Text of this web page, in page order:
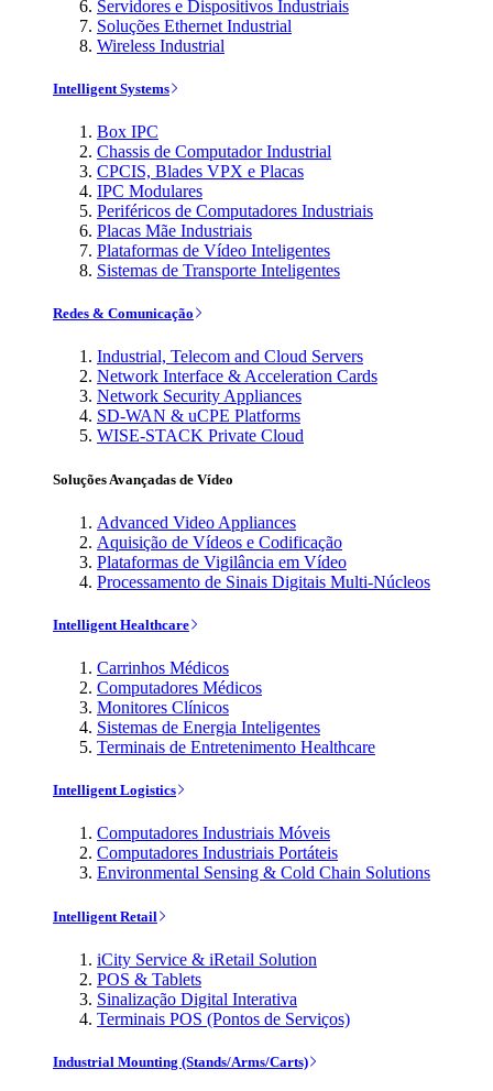
Servidores e Dispositivos Industriais
Soluções Ethernet Industrial
Wireless Industrial
Intelligent Systems
Box IPC
Chassis de Computador Industrial
CPCIS, Blades VPX e Placas
IPC Modulares
Periféricos de Computadores Industriais
Placas Mãe Industriais
Plataformas de Vídeo Inteligentes
Sistemas de Transporte Inteligentes
Redes & Comunicação
Industrial, Telecom and Cloud Servers
Network Interface & Acceleration Cards
Network Security Appliances
SD-WAN & uCPE Platforms
WISE-STACK Private Cloud
Soluções Avançadas de Vídeo
Advanced Video Appliances
Aquisição de Vídeos e Codificação
Plataformas de Vigilância em Vídeo
Processamento de Sinais Digitais Multi-Núcleos
Intelligent Healthcare
Carrinhos Médicos
Computadores Médicos
Monitores Clínicos
Sistemas de Energia Inteligentes
Terminais de Entretenimento Healthcare
Intelligent Logistics
Computadores Industriais Móveis
Computadores Industriais Portáteis
Environmental Sensing & Cold Chain Solutions
Intelligent Retail
iCity Service & iRetail Solution
POS & Tablets
Sinalização Digital Interativa
Terminais POS (Pontos de Serviços)
Industrial Mounting (Stands/Arms/Carts)